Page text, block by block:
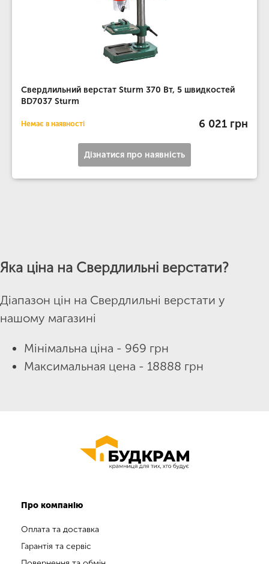
Свердлильний верстат Sturm 370 Вт, 5 швидкостей
BD7037 Sturm
Немає в наявності 6 021 грн
Дізнатися про наявність
Яка ціна на Свердлильні верстати?
Діапазон цін на Свердлильні верстати у
нашому магазині
Мінімальна ціна - 969 грн
Максимальная цена - 18888 грн
Про компанію
Оплата та доставка
Гарантія та сервіс